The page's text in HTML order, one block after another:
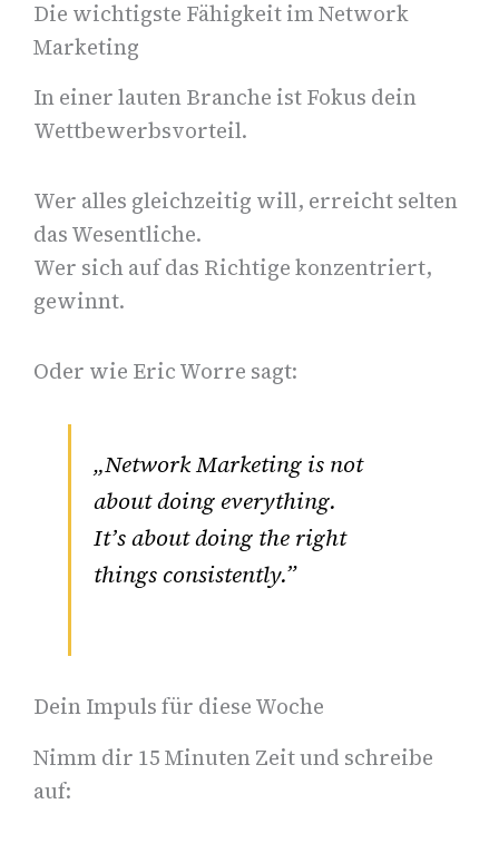
Die wichtigste Fähigkeit im Network
Marketing
In einer lauten Branche ist Fokus dein
Wettbewerbsvorteil.
Wer alles gleichzeitig will, erreicht selten
das Wesentliche.
Wer sich auf das Richtige konzentriert,
gewinnt.
Oder wie Eric Worre sagt:
„Network Marketing is not
about doing everything.
It’s about doing the right
things consistently.”
Dein Impuls für diese Woche
Nimm dir 15 Minuten Zeit und schreibe
auf: